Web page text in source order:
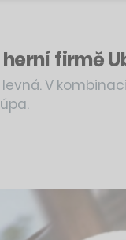
firmě
V